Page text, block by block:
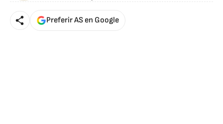
Preferir AS en Google